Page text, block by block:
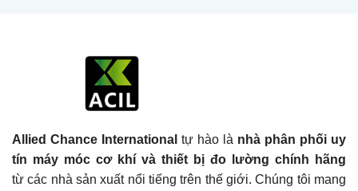
Allied Chance International tự hào là nhà phân phối uy
tín máy móc cơ khí và thiết bị đo lường chính hãng
từ các nhà sản xuất nổi tiếng trên thế giới. Chúng tôi mang